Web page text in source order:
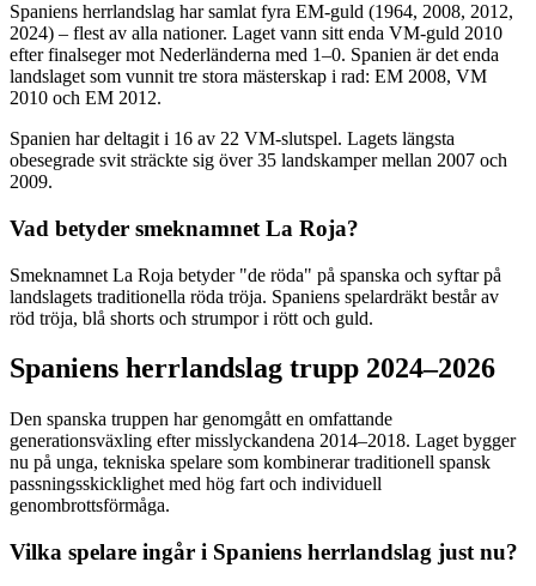
Spaniens herrlandslag har samlat fyra EM-guld (1964, 2008, 2012,
2024) – flest av alla nationer. Laget vann sitt enda VM-guld 2010
efter finalseger mot Nederländerna med 1–0. Spanien är det enda
landslaget som vunnit tre stora mästerskap i rad: EM 2008, VM
2010 och EM 2012.
Spanien har deltagit i 16 av 22 VM-slutspel. Lagets längsta
obesegrade svit sträckte sig över 35 landskamper mellan 2007 och
2009.
Vad betyder smeknamnet La Roja?
Smeknamnet La Roja betyder "de röda" på spanska och syftar på
landslagets traditionella röda tröja. Spaniens spelardräkt består av
röd tröja, blå shorts och strumpor i rött och guld.
Spaniens herrlandslag trupp 2024–2026
Den spanska truppen har genomgått en omfattande
generationsväxling efter misslyckandena 2014–2018. Laget bygger
nu på unga, tekniska spelare som kombinerar traditionell spansk
passningsskicklighet med hög fart och individuell
genombrottsförmåga.
Vilka spelare ingår i Spaniens herrlandslag just nu?